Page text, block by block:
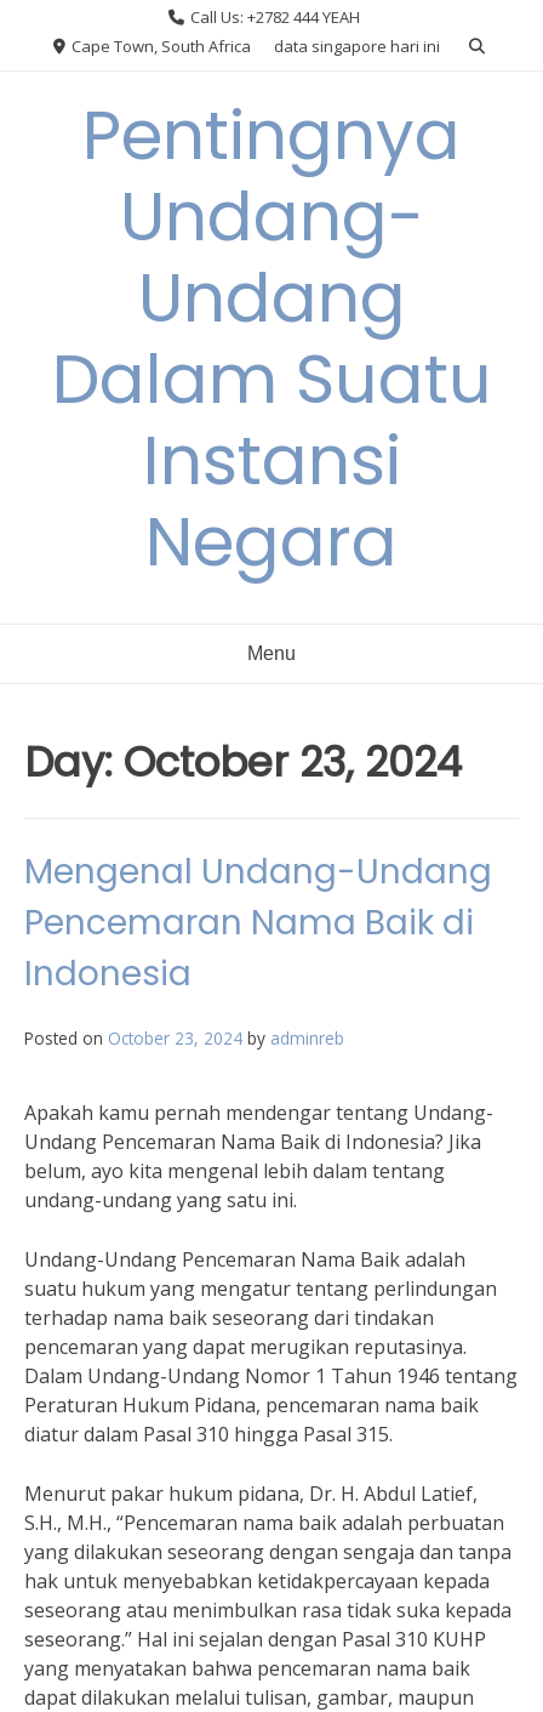
Call Us: +2782 444 YEAH
Cape Town, South Africa
data singapore hari ini
Pentingnya
Undang-
Undang
Dalam Suatu
Instansi
Negara
Menu
Day: October 23, 2024
Mengenal Undang-Undang
Pencemaran Nama Baik di
Indonesia
Posted on October 23, 2024 by adminreb
Apakah kamu pernah mendengar tentang Undang-
Undang Pencemaran Nama Baik di Indonesia? Jika
belum, ayo kita mengenal lebih dalam tentang
undang-undang yang satu ini.
Undang-Undang Pencemaran Nama Baik adalah
suatu hukum yang mengatur tentang perlindungan
terhadap nama baik seseorang dari tindakan
pencemaran yang dapat merugikan reputasinya.
Dalam Undang-Undang Nomor 1 Tahun 1946 tentang
Peraturan Hukum Pidana, pencemaran nama baik
diatur dalam Pasal 310 hingga Pasal 315.
Menurut pakar hukum pidana, Dr. H. Abdul Latief,
S.H., M.H., “Pencemaran nama baik adalah perbuatan
yang dilakukan seseorang dengan sengaja dan tanpa
hak untuk menyebabkan ketidakpercayaan kepada
seseorang atau menimbulkan rasa tidak suka kepada
seseorang.” Hal ini sejalan dengan Pasal 310 KUHP
yang menyatakan bahwa pencemaran nama baik
dapat dilakukan melalui tulisan, gambar, maupun